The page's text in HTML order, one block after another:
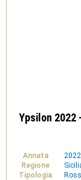
Ypsilon 2022
Annata
2022
Regione
Tipologia